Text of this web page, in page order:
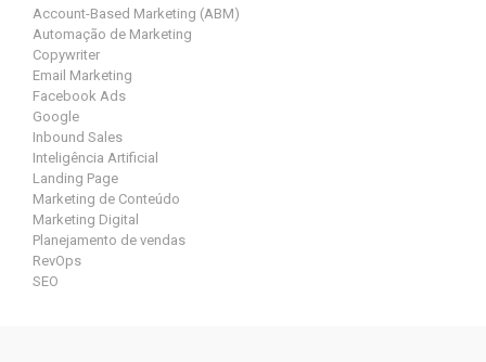
Account-Based Marketing (ABM)
Automação de Marketing
Copywriter
Email Marketing
Facebook Ads
Google
Inbound Sales
Inteligência Artificial
Landing Page
Marketing de Conteúdo
Marketing Digital
Planejamento de vendas
RevOps
SEO